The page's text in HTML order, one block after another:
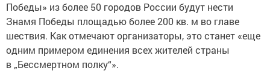
Победы» из более 50 городов России будут нести
Знамя Победы площадью более 200 кв. м во главе
шествия. Как отмечают организаторы, это станет «еще
одним примером единения всех жителей страны
в „Бессмертном полку“».